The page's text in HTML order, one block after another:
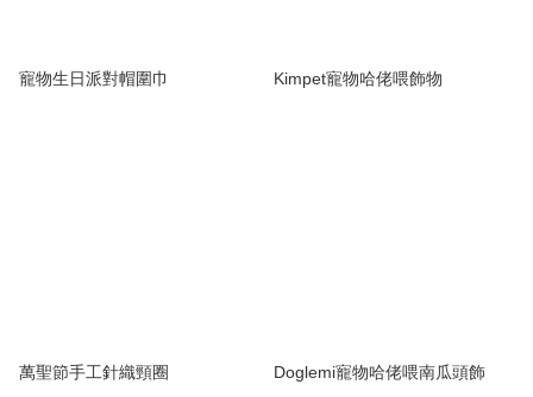
寵物生日派對帽圍巾 Kimpet寵物哈佬喂飾物
萬聖節手工針織頸圈 Doglemi寵物哈佬喂南瓜頭飾